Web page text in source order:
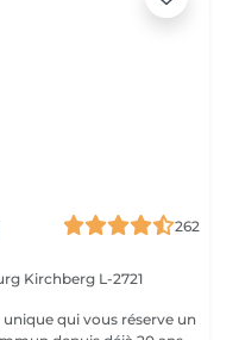
262
Kirchberg L-2721
qui vous réserve un